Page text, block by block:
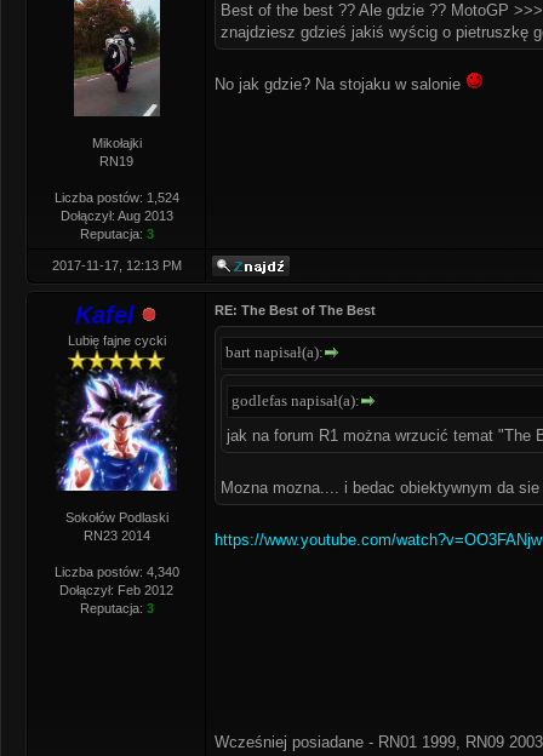
Mikołajki
RN19
Liczba postów: 1,524
Dołączył: Aug 2013
Reputacja: 3
Best of the best ?? Ale gdzie ?? MotoGP
znajdziesz gdzieś jakiś wyścig o pietruszkę
No jak gdzie? Na stojaku w salonie
2017-11-17, 12:13 PM
Kafel
Lubię fajne cycki
Sokołów Podlaski
RN23 2014
Liczba postów: 4,340
Dołączył: Feb 2012
Reputacja: 3
RE: The Best of The Best
bart napisał(a):
godlefas napisał(a):
jak na forum R1 można wrzucić temat "The
Mozna mozna.... i bedac obiektywnym da
https://www.youtube.com/
Wcześniej posiadane - RN01 1999, RN09